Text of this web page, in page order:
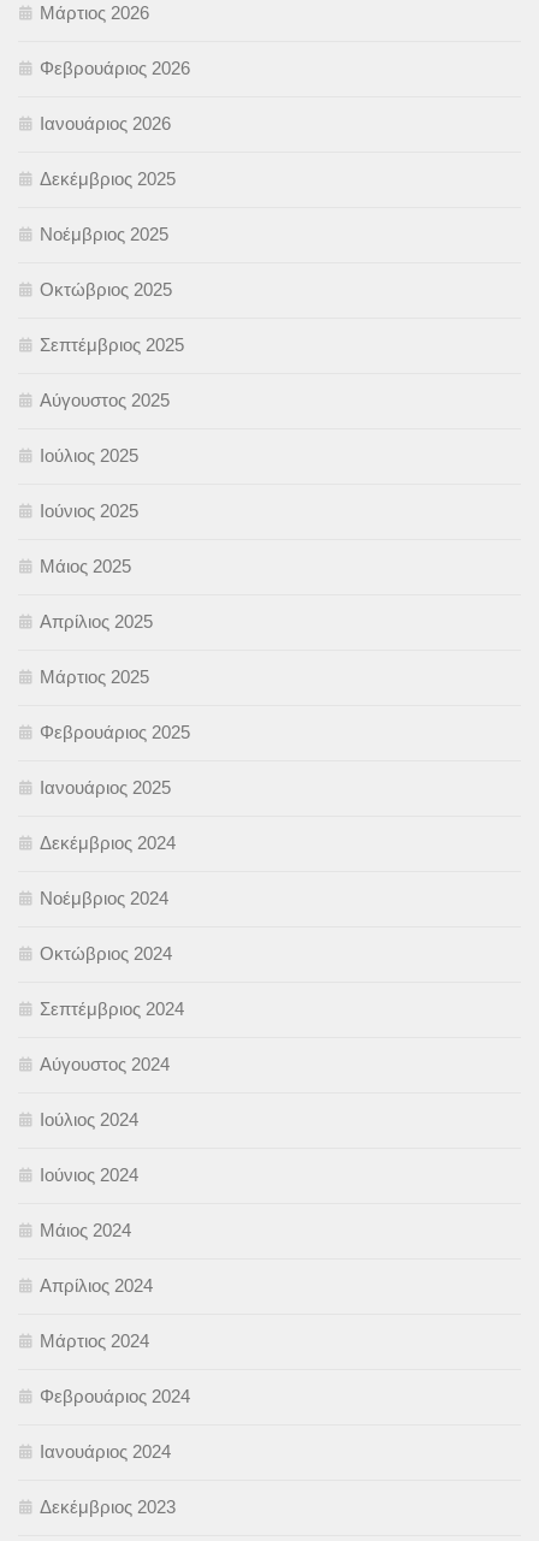
Μάρτιος 2026
Φεβρουάριος 2026
Ιανουάριος 2026
Δεκέμβριος 2025
Νοέμβριος 2025
Οκτώβριος 2025
Σεπτέμβριος 2025
Αύγουστος 2025
Ιούλιος 2025
Ιούνιος 2025
Μάιος 2025
Απρίλιος 2025
Μάρτιος 2025
Φεβρουάριος 2025
Ιανουάριος 2025
Δεκέμβριος 2024
Νοέμβριος 2024
Οκτώβριος 2024
Σεπτέμβριος 2024
Αύγουστος 2024
Ιούλιος 2024
Ιούνιος 2024
Μάιος 2024
Απρίλιος 2024
Μάρτιος 2024
Φεβρουάριος 2024
Ιανουάριος 2024
Δεκέμβριος 2023